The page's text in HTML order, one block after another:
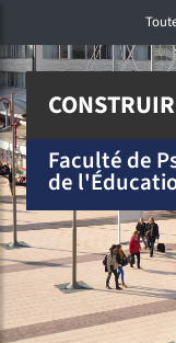
Accéder au menu principal
Accéder à la recherche
Accéder au pied de page
Faculté de
de